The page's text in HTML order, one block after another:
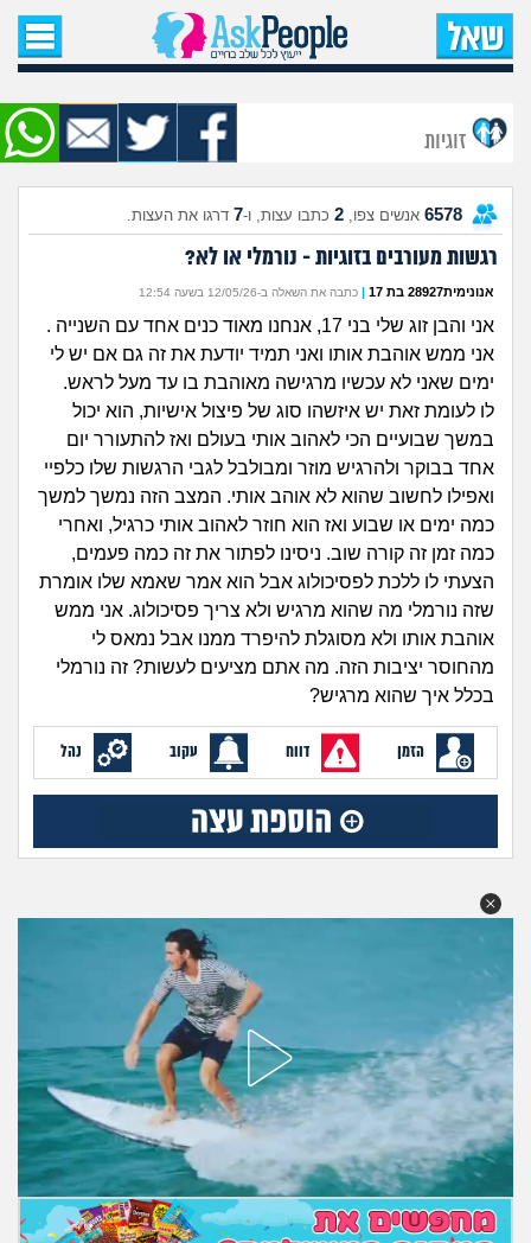
עמוד הבית
שאל שאלה
שאלות חדשות
שאלות שעוררו עניין
עצות חדשות
מה קורה כאן?
מתחם הטיפים
מדורים
זוגיות
היריון ולידה
הורות ומשפחה
מהבקו"ם... ועד מתי?!
לימודים וסטודנטים
חברים ואנשים
בית, שכנים ושותפים
מה שעובר עליי
שומרים על הגוף
פיננסי וכלכלה
חיפוש שאלות
הרשמה | התחברות
זוגיות
6578 אנשים צפו, 2 כתבו עצות, ו-7 דרגו את העצות.
רגשות מעורבים בזוגיות - נורמלי או לא?
אנונימית28927 בת 17 | כתבה את השאלה ב-12/05/26 בשעה 12:54
אני והבן זוג שלי בני 17, אנחנו מאוד כנים אחד עם השנייה .
אני ממש אוהבת אותו ואני תמיד יודעת את זה גם אם יש לי
ימים שאני לא עכשיו מרגישה מאוהבת בו עד מעל לראש.
לו לעומת זאת יש איזשהו סוג של פיצול אישיות, הוא יכול
במשך שבועיים הכי לאהוב אותי בעולם ואז להתעורר יום
אחד בבוקר ולהרגיש מוזר ומבולבל לגבי הרגשות שלו כלפיי
ואפילו לחשוב שהוא לא אוהב אותי. המצב הזה נמשך למשך
כמה ימים או שבוע ואז הוא חוזר לאהוב אותי כרגיל, ואחרי
כמה זמן זה קורה שוב. ניסינו לפתור את זה כמה פעמים,
הצעתי לו ללכת לפסיכולוג אבל הוא אמר שאמא שלו אומרת
שזה נורמלי מה שהוא מרגיש ולא צריך פסיכולוג. אני ממש
אוהבת אותו ולא מסוגלת להיפרד ממנו אבל נמאס לי
מהחוסר יציבות הזה. מה אתם מציעים לעשות? זה נורמלי
בכלל איך שהוא מרגיש?
הזמן דווח עקוב נהל